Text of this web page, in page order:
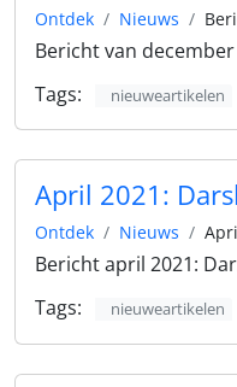
Ontdek Nieuws
Bericht van
Tags:
nieuweartikelen
April 2021:
Ontdek Nieuws
Bericht april 2021:
Tags:
nieuweartikelen